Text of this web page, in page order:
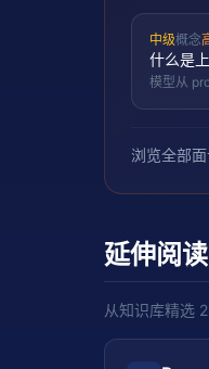
中级概念
什么是
模型从
浏览全部
延伸阅读
从知识库精选 2